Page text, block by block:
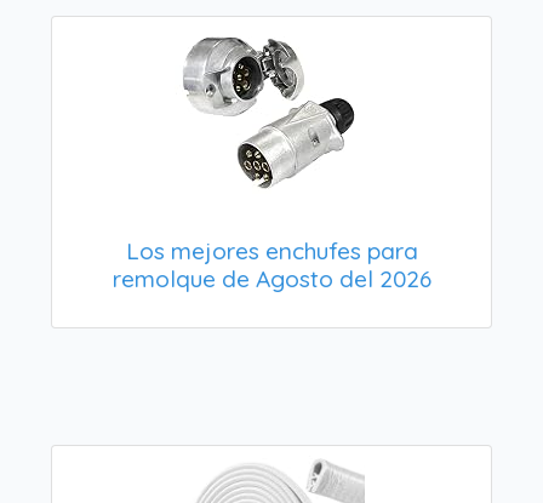
Los mejores enchufes para
remolque de Agosto del 2026